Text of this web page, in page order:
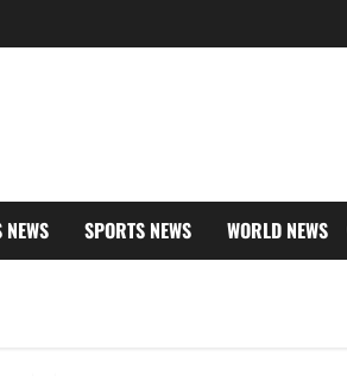
SPORTS NEWS WORLD NEWS